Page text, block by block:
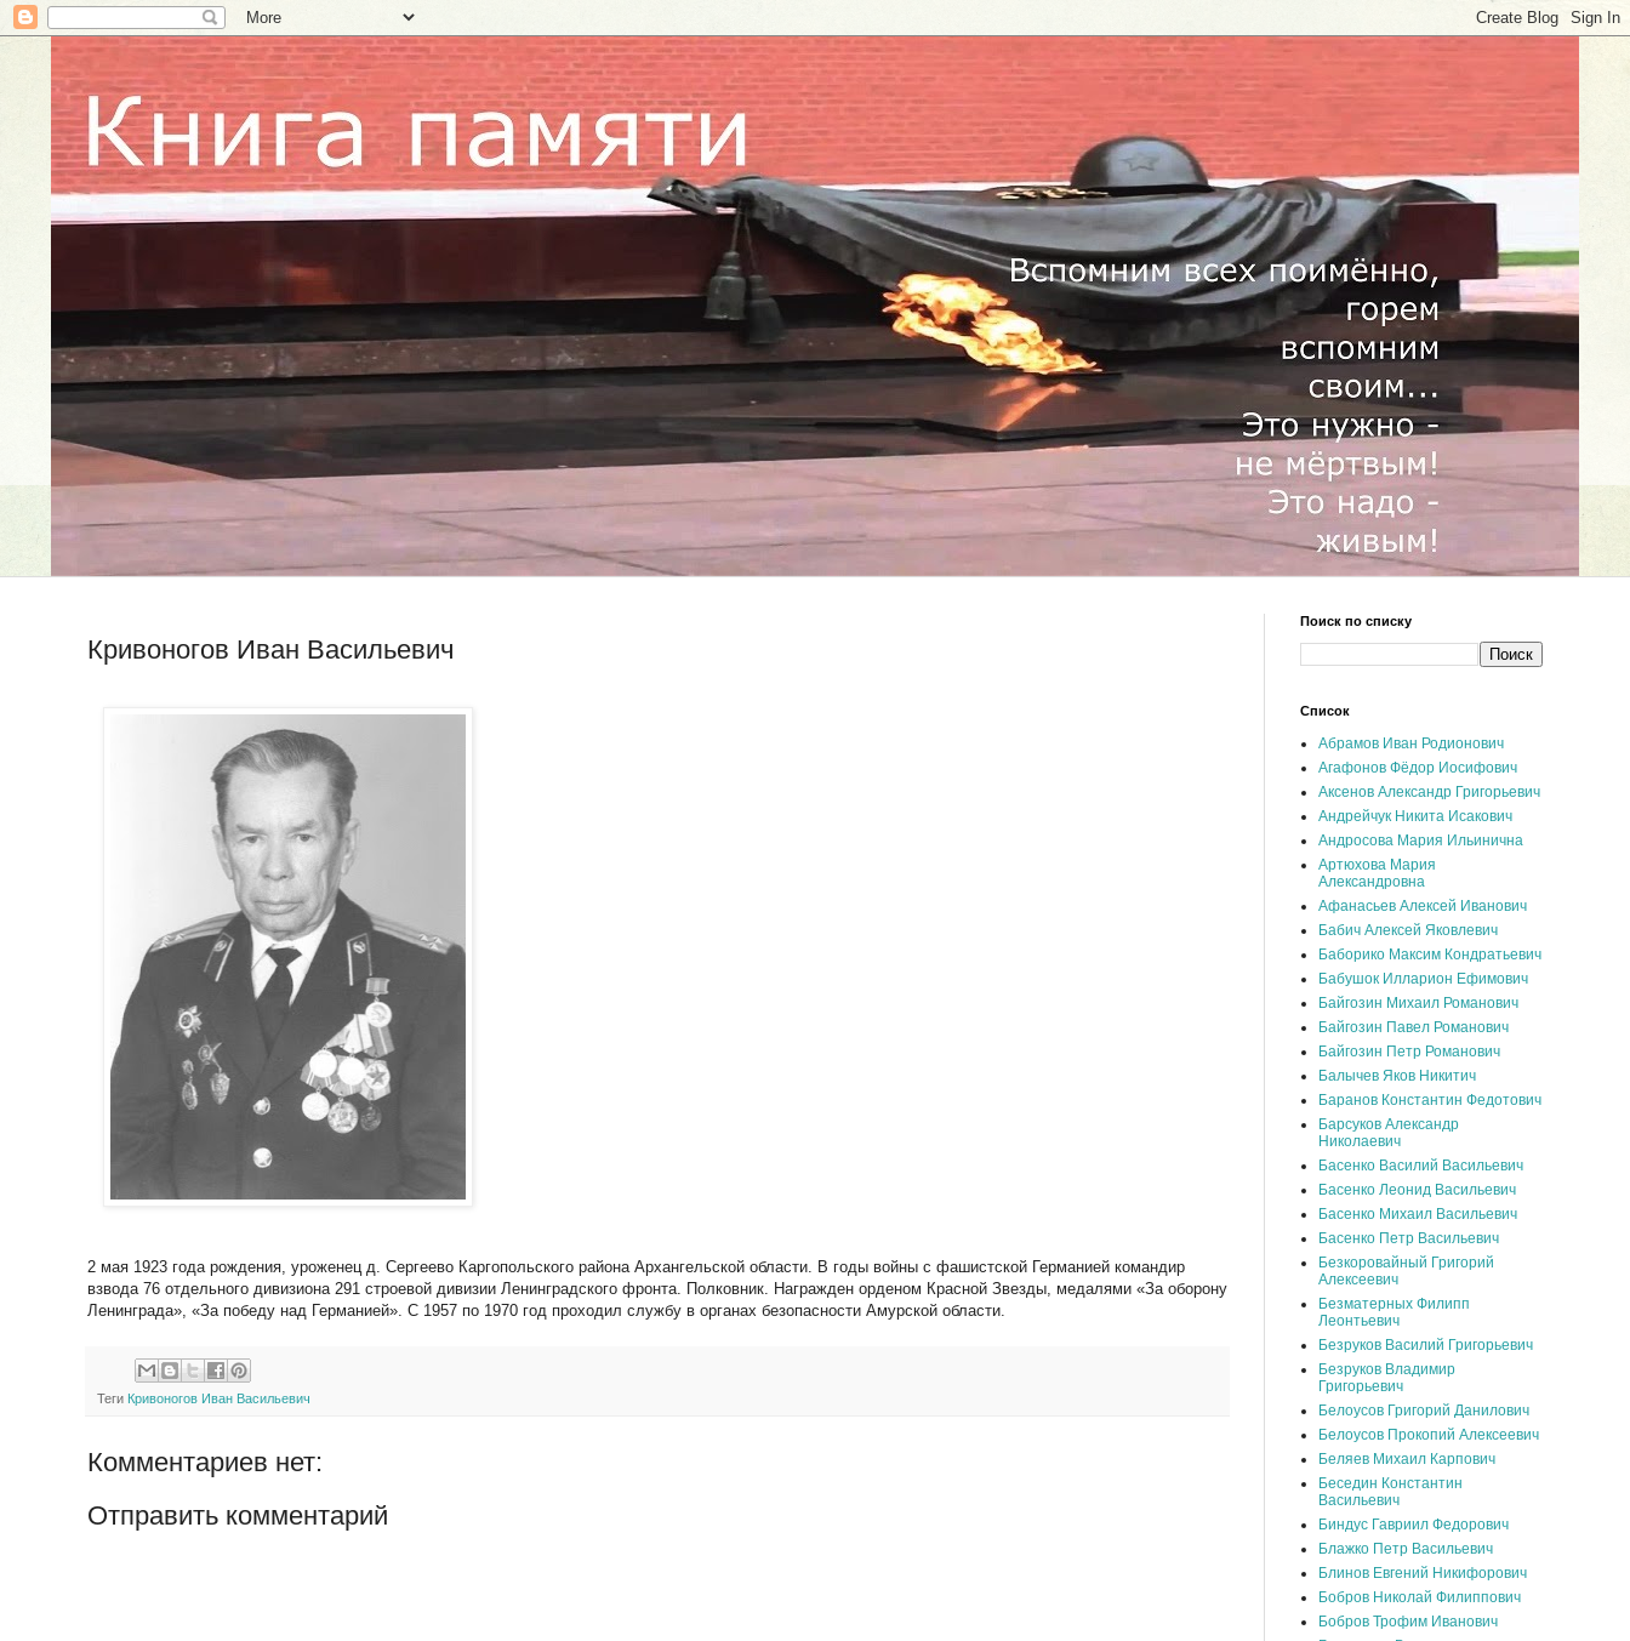
Кривоногов Иван Васильевич
2 мая 1923 года рождения, уроженец д. Сергеево Каргопольского района Архангельской области. В годы войны с фашистской Германией командир
взвода 76 отдельного дивизиона 291 строевой дивизии Ленинградского фронта. Полковник. Награжден орденом Красной Звезды, медалями «За оборону
Ленинграда», «За победу над Германией». С 1957 по 1970 год проходил службу в органах безопасности Амурской области.
Теги Кривоногов Иван Васильевич
Комментариев нет:
Отправить комментарий
Поиск по списку
Список
Абрамов Иван Родионович
Агафонов Фёдор Иосифович
Аксенов Александр Григорьевич
Андрейчук Никита Исакович
Андросова Мария Ильинична
Артюхова Мария
Александровна
Афанасьев Алексей Иванович
Бабич Алексей Яковлевич
Баборико Максим Кондратьевич
Бабушок Илларион Ефимович
Байгозин Михаил Романович
Байгозин Павел Романович
Байгозин Петр Романович
Балычев Яков Никитич
Баранов Константин Федотович
Барсуков Александр
Николаевич
Басенко Василий Васильевич
Басенко Леонид Васильевич
Басенко Михаил Васильевич
Басенко Петр Васильевич
Безкоровайный Григорий
Алексеевич
Безматерных Филипп
Леонтьевич
Безруков Василий Григорьевич
Безруков Владимир
Григорьевич
Белоусов Григорий Данилович
Белоусов Прокопий Алексеевич
Беляев Михаил Карпович
Беседин Константин
Васильевич
Биндус Гавриил Федорович
Блажко Петр Васильевич
Блинов Евгений Никифорович
Бобров Николай Филиппович
Бобров Трофим Иванович